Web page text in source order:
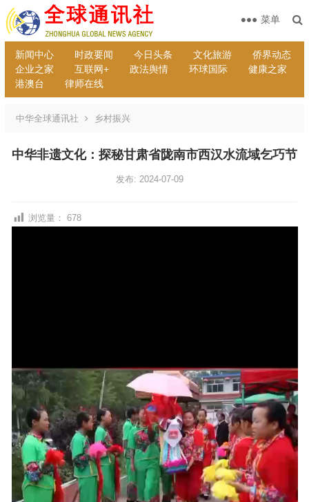
新闻中心 时政要闻 今日头条 文化旅游
侨界动态
企业之家
互联网+ 政法舆情 环球国际
健康之家
港澳台
律师在线
菜单
中华全球通讯社 乡村振兴
中华非遗文化：探秘甘肃省陇南市西汉水流域乞巧节
发布: 2024-07-09
浏览量： 678